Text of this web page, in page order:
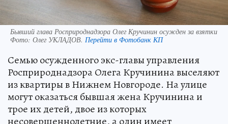
Бывший глава Росприроднадзора Олег Кручинин осужден за взятки
Фото: Олег УКЛАДОВ. Перейти в Фотобанк КП
Семью осужденного экс-главы управления
Росприроднадзора Олега Кручинина выселяют
из квартиры в Нижнем Новгороде. На улице
могут оказаться бывшая жена Кручинина и
трое их детей, двое из которых
несовершеннолетние, а один имеет